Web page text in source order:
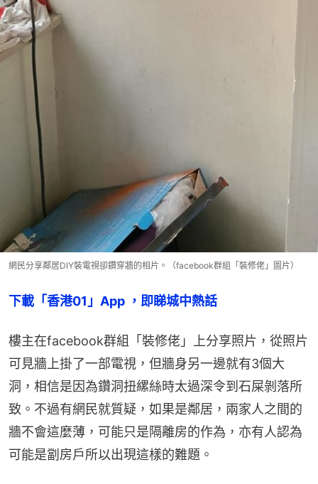
網民分享鄰居DIY裝電視卻鑽穿牆的相片。（facebook群組「裝修佬」圖片）
下載「香港01」App ，即睇城中熱話
樓主在facebook群組「裝修佬」上分享照片，從照片
可見牆上掛了一部電視，但牆身另一邊就有3個大
洞，相信是因為鑽洞扭縲絲時太過深令到石屎剝落所
致。不過有網民就質疑，如果是鄰居，兩家人之間的
牆不會這麼薄，可能只是隔離房的作為，亦有人認為
可能是劏房戶所以出現這樣的難題。